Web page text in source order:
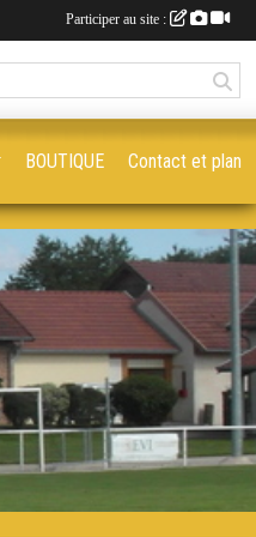
BOUTIQUE Contact et plan
Participer au site :